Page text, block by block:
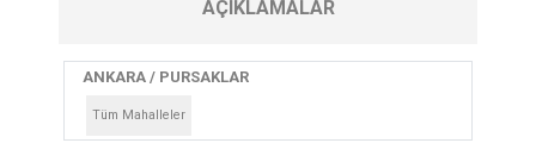
AÇIKLAMALAR
ANKARA / PURSAKLAR
Tüm Mahalleler